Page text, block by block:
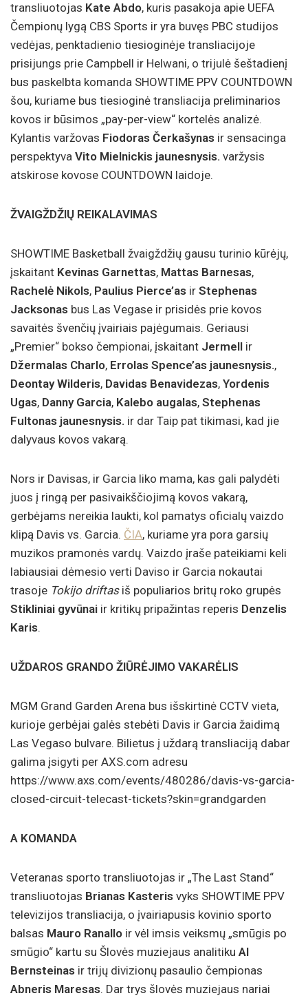
transliuotojas Kate Abdo, kuris pasakoja apie UEFA
Čempionų lygą CBS Sports ir yra buvęs PBC studijos
vedėjas, penktadienio tiesioginėje transliacijoje
prisijungs prie Campbell ir Helwani, o trijulė šeštadienį
bus paskelbta komanda SHOWTIME PPV COUNTDOWN
šou, kuriame bus tiesioginė transliacija preliminarios
kovos ir būsimos „pay-per-view“ kortelės analizė.
Kylantis varžovas Fiodoras Čerkašynas ir sensacinga
perspektyva Vito Mielnickis jaunesnysis. varžysis
atskirose kovose COUNTDOWN laidoje.
ŽVAIGŽDŽIŲ REIKALAVIMAS
SHOWTIME Basketball žvaigždžių gausu turinio kūrėjų,
įskaitant Kevinas Garnettas, Mattas Barnesas,
Rachelė Nikols, Paulius Pierce’as ir Stephenas
Jacksonas bus Las Vegase ir prisidės prie kovos
savaitės švenčių įvairiais pajėgumais. Geriausi
„Premier“ bokso čempionai, įskaitant Jermell ir
Džermalas Charlo, Errolas Spence’as jaunesnysis.,
Deontay Wilderis, Davidas Benavidezas, Yordenis
Ugas, Danny Garcia, Kalebo augalas, Stephenas
Fultonas jaunesnysis. ir dar Taip pat tikimasi, kad jie
dalyvaus kovos vakarą.
Nors ir Davisas, ir Garcia liko mama, kas gali palydėti
juos į ringą per pasivaikščiojimą kovos vakarą,
gerbėjams nereikia laukti, kol pamatys oficialų vaizdo
klipą Davis vs. Garcia. ČIA, kuriame yra pora garsių
muzikos pramonės vardų. Vaizdo įraše pateikiami keli
labiausiai dėmesio verti Daviso ir Garcia nokautai
trasoje Tokijo driftas iš populiarios britų roko grupės
Stikliniai gyvūnai ir kritikų pripažintas reperis Denzelis
Karis.
UŽDAROS GRANDO ŽIŪRĖJIMO VAKARĖLIS
MGM Grand Garden Arena bus išskirtinė CCTV vieta,
kurioje gerbėjai galės stebėti Davis ir Garcia žaidimą
Las Vegaso bulvare. Bilietus į uždarą transliaciją dabar
galima įsigyti per AXS.com adresu
https://www.axs.com/events/480286/davis-vs-garcia-
closed-circuit-telecast-tickets?skin=grandgarden
A KOMANDA
Veteranas sporto transliuotojas ir „The Last Stand“
transliuotojas Brianas Kasteris vyks SHOWTIME PPV
televizijos transliacija, o įvairiapusis kovinio sporto
balsas Mauro Ranallo ir vėl imsis veiksmų „smūgis po
smūgio“ kartu su Šlovės muziejaus analitiku Al
Bernsteinas ir trijų divizionų pasaulio čempionas
Abneris Maresas. Dar trys šlovės muziejaus nariai